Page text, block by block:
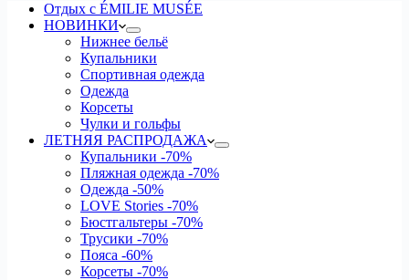
Отдых с ÉMILIE MUSÉE
НОВИНКИ
Нижнее бельё
Купальники
Спортивная одежда
Одежда
Корсеты
Чулки и гольфы
ЛЕТНЯЯ РАСПРОДАЖА
Купальники -70%
Пляжная одежда -70%
Одежда -50%
LOVE Stories -70%
Бюстгальтеры -70%
Трусики -70%
Пояса -60%
Корсеты -70%